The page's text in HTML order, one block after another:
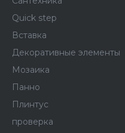
Quick step
Вставка
Декоративные элементы
Мозаика
Панно
Плинтус
проверка